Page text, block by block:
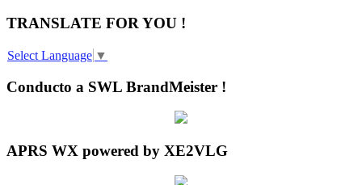
TRANSLATE FOR YOU !
Select Language ▼
Conducto a SWL BrandMeister !
APRS WX powered by XE2VLG